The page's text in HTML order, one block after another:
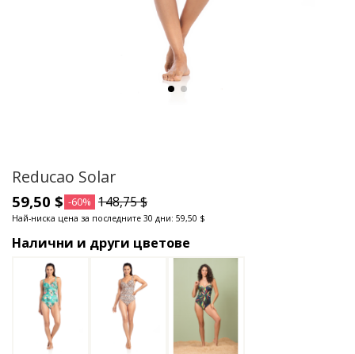
Reducao Solar
59,50 $ -60% 148,75 $
Най-ниска цена за последните 30 дни: 59,50 $
Налични и други цветове